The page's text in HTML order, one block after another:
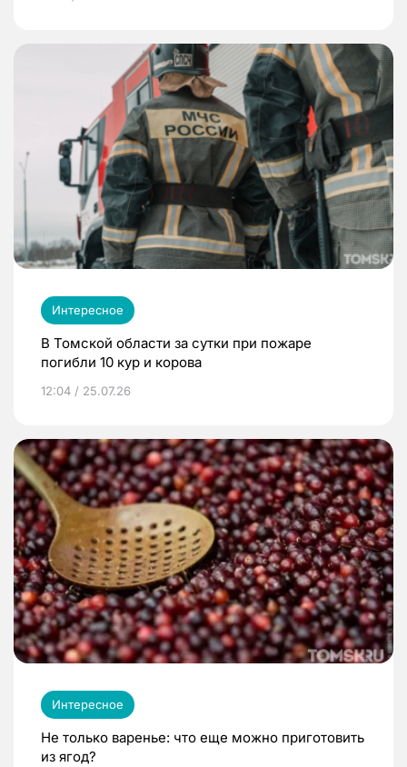
Интересное
В Томской области за сутки при пожаре
погибли 10 кур и корова
12:04 / 25.07.26
Интересное
Не только варенье: что еще можно приготовить
из ягод?